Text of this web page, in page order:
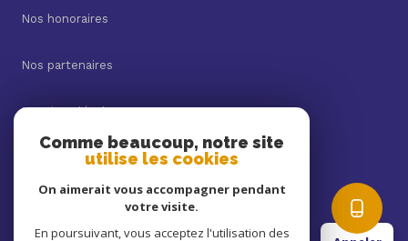
Nos honoraires
Nos partenaires
Mentions légales
Comme beaucoup, notre site
utilise les cookies
On aimerait vous accompagner pendant
votre visite.
En poursuivant, vous acceptez l'utilisation des